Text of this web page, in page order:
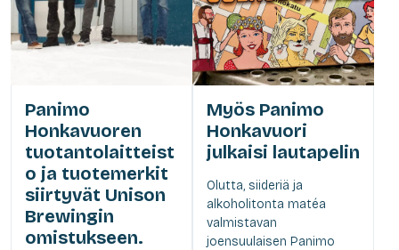
Panimo
Honkavuoren
tuotantolaitteist
o ja tuotemerkit
siirtyvät Unison
Brewingin
omistukseen.
Myös Panimo
Honkavuori
julkaisi lautapelin
Olutta, siideriä ja
alkoholitonta matéa
valmistavan
joensuulaisen Panimo